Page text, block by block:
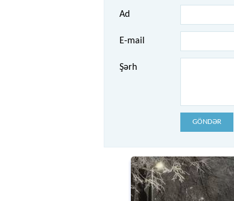
Ad
E-mail
Şərh
GÖNDƏR